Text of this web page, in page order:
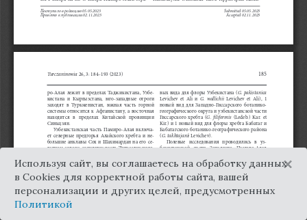
Используя сайт, вы соглашаетесь на обработку данных
в Cookies для корректной работы сайта, вашей
персонализации и других целей, предусмотренных
Политикой
×